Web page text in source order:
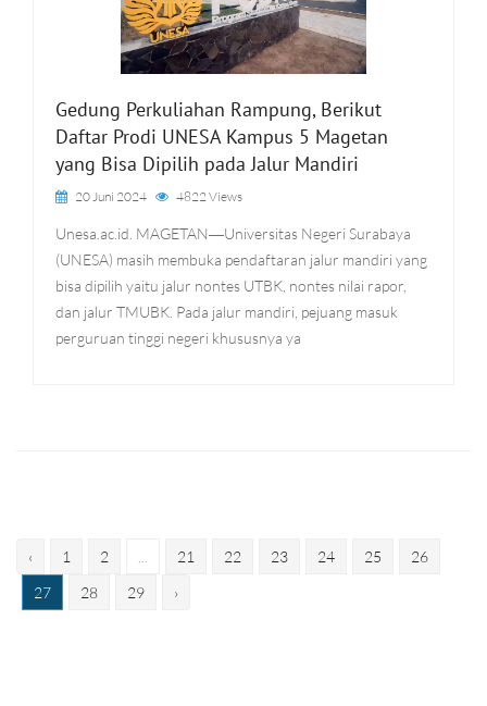
Gedung Perkuliahan Rampung, Berikut
Daftar Prodi UNESA Kampus 5 Magetan
yang Bisa Dipilih pada Jalur Mandiri
20 Juni 2024 4822 Views
Unesa.ac.id. MAGETAN―Universitas Negeri Surabaya
(UNESA) masih membuka pendaftaran jalur mandiri yang
bisa dipilih yaitu jalur nontes UTBK, nontes nilai rapor,
dan jalur TMUBK. Pada jalur mandiri, pejuang masuk
perguruan tinggi negeri khususnya ya
‹ 1 2 21 22 23 24 25
26
27
28 29 ›